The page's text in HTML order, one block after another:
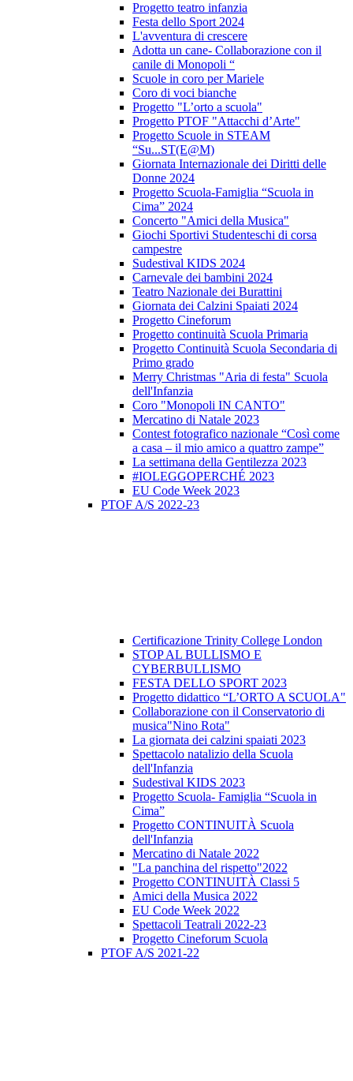
Progetto teatro infanzia
Festa dello Sport 2024
L'avventura di crescere
Adotta un cane- Collaborazione con il
canile di Monopoli “
Scuole in coro per Mariele
Coro di voci bianche
Progetto "L’orto a scuola"
Progetto PTOF "Attacchi d’Arte"
Progetto Scuole in STEAM
“Su...ST(E@M)
Giornata Internazionale dei Diritti delle
Donne 2024
Progetto Scuola-Famiglia “Scuola in
Cima” 2024
Concerto "Amici della Musica"
Giochi Sportivi Studenteschi di corsa
campestre
Sudestival KIDS 2024
Carnevale dei bambini 2024
Teatro Nazionale dei Burattini
Giornata dei Calzini Spaiati 2024
Progetto Cineforum
Progetto continuità Scuola Primaria
Progetto Continuità Scuola Secondaria di
Primo grado
Merry Christmas "Aria di festa" Scuola
dell'Infanzia
Coro "Monopoli IN CANTO"
Mercatino di Natale 2023
Contest fotografico nazionale “Così come
a casa – il mio amico a quattro zampe”
La settimana della Gentilezza 2023
#IOLEGGOPERCHÉ 2023
EU Code Week 2023
PTOF A/S 2022-23
Certificazione Trinity College London
STOP AL BULLISMO E
CYBERBULLISMO
FESTA DELLO SPORT 2023
Progetto didattico “L’ORTO A SCUOLA"
Collaborazione con il Conservatorio di
musica"Nino Rota"
La giornata dei calzini spaiati 2023
Spettacolo natalizio della Scuola
dell'Infanzia
Sudestival KIDS 2023
Progetto Scuola- Famiglia “Scuola in
Cima”
Progetto CONTINUITÀ Scuola
dell'Infanzia
Mercatino di Natale 2022
"La panchina del rispetto"2022
Progetto CONTINUITÀ Classi 5
Amici della Musica 2022
EU Code Week 2022
Spettacoli Teatrali 2022-23
Progetto Cineforum Scuola
PTOF A/S 2021-22